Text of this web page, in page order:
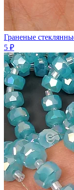
Граненые
5 ₽